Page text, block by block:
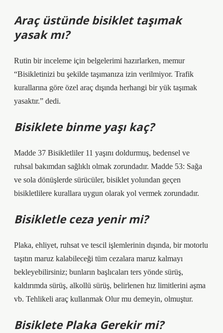
Araç üstünde bisiklet taşımak
yasak mı?
Rutin bir inceleme için belgelerimi hazırlarken, memur
“Bisikletinizi bu şekilde taşımanıza izin verilmiyor. Trafik
kurallarına göre özel araç dışında herhangi bir yük taşımak
yasaktır.” dedi.
Bisiklete binme yaşı kaç?
Madde 37 Bisikletliler 11 yaşını doldurmuş, bedensel ve
ruhsal bakımdan sağlıklı olmak zorundadır. Madde 53: Sağa
ve sola dönüşlerde sürücüler, bisiklet yolundan geçen
bisikletlilere kurallara uygun olarak yol vermek zorundadır.
Bisikletle ceza yenir mi?
Plaka, ehliyet, ruhsat ve tescil işlemlerinin dışında, bir motorlu
taşıtın maruz kalabileceği tüm cezalara maruz kalmayı
bekleyebilirsiniz; bunların başlıcaları ters yönde sürüş,
kaldırımda sürüş, alkollü sürüş, belirlenen hız limitlerini aşma
vb. Tehlikeli araç kullanmak Olur mu demeyin, olmuştur.
Bisiklete Plaka Gerekir mi?